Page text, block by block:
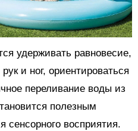
удерживать равновесие,
и ног, ориентироваться
переливание воды из
полезным
сенсорного восприятия.